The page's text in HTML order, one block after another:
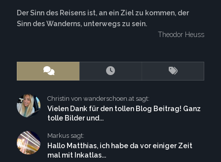
Der Sinn des Reisens ist, an ein Ziel zu kommen, der
Sinn des Wanderns, unterwegs zu sein.
Theodor Heuss
Christin von wanderschoen.at sagt:
Vielen Dank für den tollen Blog Beitrag! Ganz
tolle Bilder und...
Markus sagt:
Hallo Matthias, ich habe da vor einiger Zeit
mal mit Inkatlas...